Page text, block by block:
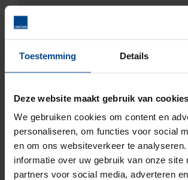
Toestemming Details
Deze website maakt gebruik van cookies
We gebruiken cookies om content en
personaliseren, om functies voor social
en om ons websiteverkeer te
informatie over uw gebruik van onze site
partners voor social media, adverteren
Cloud-check:
jouw organisatie
uit de cloud kan
Er zijn veel mogelijkheden om
slimmer en (kosten)efficiënter
Met onze check krijg je direct
volledig profiteert van de